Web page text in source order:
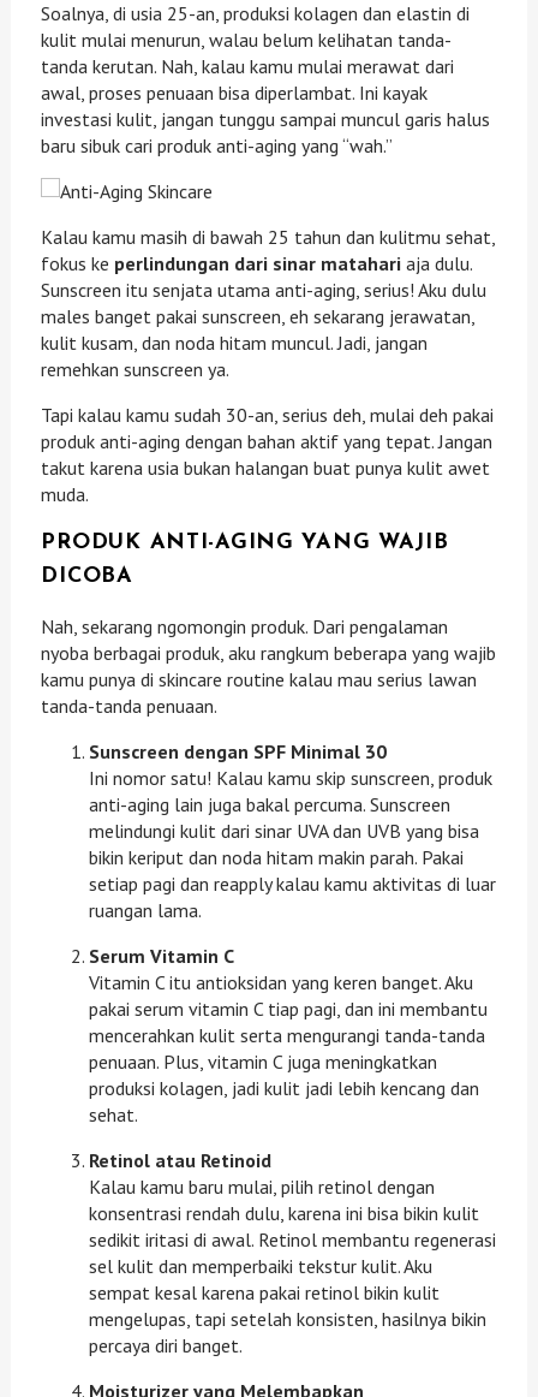
Soalnya, di usia 25-an, produksi kolagen dan elastin di
kulit mulai menurun, walau belum kelihatan tanda-
tanda kerutan. Nah, kalau kamu mulai merawat dari
awal, proses penuaan bisa diperlambat. Ini kayak
investasi kulit, jangan tunggu sampai muncul garis halus
baru sibuk cari produk anti-aging yang “wah.”
Kalau kamu masih di bawah 25 tahun dan kulitmu sehat,
fokus ke perlindungan dari sinar matahari aja dulu.
Sunscreen itu senjata utama anti-aging, serius! Aku dulu
males banget pakai sunscreen, eh sekarang jerawatan,
kulit kusam, dan noda hitam muncul. Jadi, jangan
remehkan sunscreen ya.
Tapi kalau kamu sudah 30-an, serius deh, mulai deh pakai
produk anti-aging dengan bahan aktif yang tepat. Jangan
takut karena usia bukan halangan buat punya kulit awet
muda.
PRODUK ANTI-AGING YANG WAJIB
DICOBA
Nah, sekarang ngomongin produk. Dari pengalaman
nyoba berbagai produk, aku rangkum beberapa yang wajib
kamu punya di skincare routine kalau mau serius lawan
tanda-tanda penuaan.
Sunscreen dengan SPF Minimal 30
Ini nomor satu! Kalau kamu skip sunscreen, produk
anti-aging lain juga bakal percuma. Sunscreen
melindungi kulit dari sinar UVA dan UVB yang bisa
bikin keriput dan noda hitam makin parah. Pakai
setiap pagi dan reapply kalau kamu aktivitas di luar
ruangan lama.
Serum Vitamin C
Vitamin C itu antioksidan yang keren banget. Aku
pakai serum vitamin C tiap pagi, dan ini membantu
mencerahkan kulit serta mengurangi tanda-tanda
penuaan. Plus, vitamin C juga meningkatkan
produksi kolagen, jadi kulit jadi lebih kencang dan
sehat.
Retinol atau Retinoid
Kalau kamu baru mulai, pilih retinol dengan
konsentrasi rendah dulu, karena ini bisa bikin kulit
sedikit iritasi di awal. Retinol membantu regenerasi
sel kulit dan memperbaiki tekstur kulit. Aku
sempat kesal karena pakai retinol bikin kulit
mengelupas, tapi setelah konsisten, hasilnya bikin
percaya diri banget.
Moisturizer yang Melembapkan